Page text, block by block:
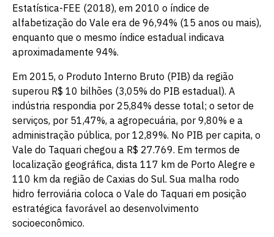
Estatística-FEE (2018), em 2010 o índice de
alfabetização do Vale era de 96,94% (15 anos ou mais),
enquanto que o mesmo índice estadual indicava
aproximadamente 94%.
Em 2015, o Produto Interno Bruto (PIB) da região
superou R$ 10 bilhões (3,05% do PIB estadual). A
indústria respondia por 25,84% desse total; o setor de
serviços, por 51,47%, a agropecuária, por 9,80% e a
administração pública, por 12,89%. No PIB per capita, o
Vale do Taquari chegou a R$ 27.769. Em termos de
localização geográfica, dista 117 km de Porto Alegre e
110 km da região de Caxias do Sul. Sua malha rodo
hidro ferroviária coloca o Vale do Taquari em posição
estratégica favorável ao desenvolvimento
socioeconômico.